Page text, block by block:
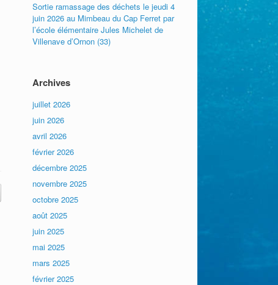
Sortie ramassage des déchets le jeudi 4
juin 2026 au Mimbeau du Cap Ferret par
l’école élémentaire Jules Michelet de
Villenave d’Ornon (33)
Archives
juillet 2026
juin 2026
avril 2026
février 2026
décembre 2025
novembre 2025
octobre 2025
août 2025
juin 2025
mai 2025
mars 2025
février 2025